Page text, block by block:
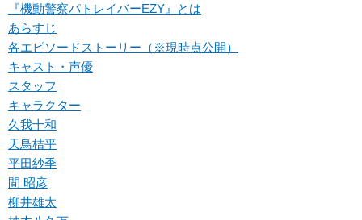
『機動警察パトレイバーEZY』とは
あらすじ
各エピソードストーリー（※現時点公開）
キャスト・声優
スタッフ
キャラクター
久我十和
天鳥桔平
平田紗季
間 昭彦
柳井雄太